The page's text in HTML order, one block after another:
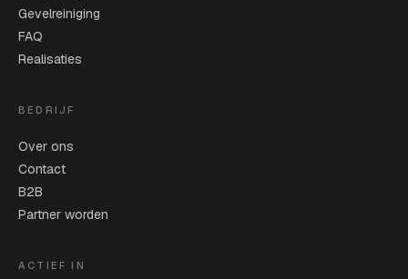
Gevelreiniging
FAQ
Realisaties
BEDRIJF
Over ons
Contact
B2B
Partner worden
ACTIEF IN